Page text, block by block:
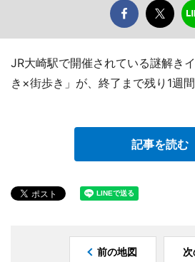
JR大崎駅で開催されている謎解き
き×街歩き」が、終了まで残り1週間
記事を読む
前の地図 次